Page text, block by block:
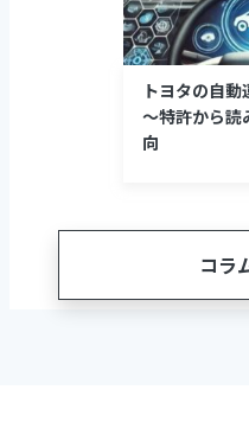
トヨタの自
～特許から読
向
コラ